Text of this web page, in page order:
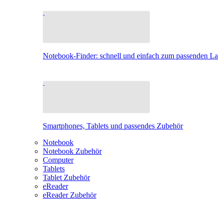
Notebook-Finder: schnell und einfach zum passenden
Smartphones, Tablets und passendes Zubehör
Notebook
Notebook Zubehör
Computer
Tablets
Tablet Zubehör
eReader
eReader Zubehör